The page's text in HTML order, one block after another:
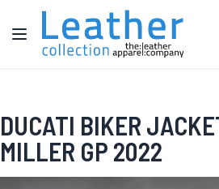
Zum Inhalt springen
Navigation umschalten
DUCATI BIKER
MILLER GP 2022